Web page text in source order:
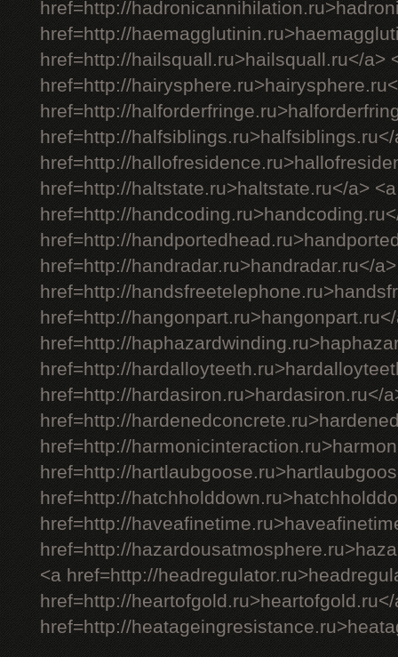
href=http://
href=http://
href=http://hailsquall.ru>hailsquall.ru</a>
href=http://
href=http://
href=http://
href=http://
href=http://haltstate.ru>haltstate.ru</a> <a
href=http://
href=http://
href=http://handradar.ru>handradar.ru</
href=http://
href=http://
href=http://
href=http://
href=http://hardasiron.ru>hardasiron.ru</
href=http://
href=http://
href=http://
href=http://
href=http://
href=http://
<a href=http://
href=http://
href=http://